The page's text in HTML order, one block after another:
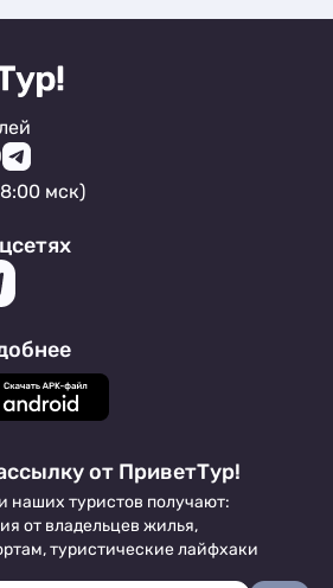
мск)
от ПриветТур!
наших туристов получают:
от владельцев жилья,
туристические лайфхаки